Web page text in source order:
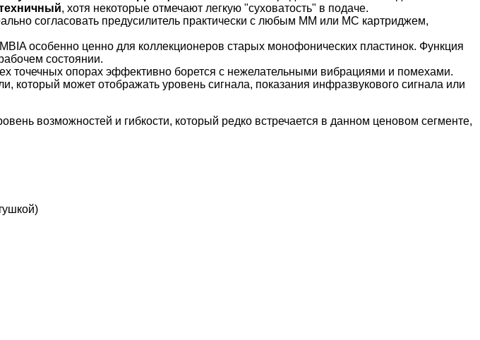
, хотя некоторые отмечают легкую "суховатость" в подаче.
согласовать предусилитель практически с любым MM или MC картриджем,
особенно ценно для коллекционеров старых монофонических пластинок. Функция
состоянии.
точечных опорах эффективно борется с нежелательными вибрациями и помехами.
может отображать уровень сигнала, показания инфразвукового сигнала или
возможностей и гибкости, который редко встречается в данном ценовом сегменте,